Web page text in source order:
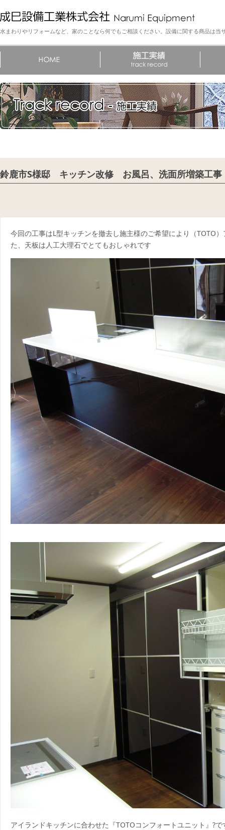
水まわりやリフォームなど、家のことなら何でもご相談ください。設備に関する商品は当
鈴鹿市S様邸 キッチン改修 お風呂、洗面所増築工事
今回の工事はL型キッチンを撤去し施主様のご希望により（TOTO
た、天板は人工大理石でとてもおしゃれです
アイランドキッチンに合わせた『TOTOコンフォートユニット』?